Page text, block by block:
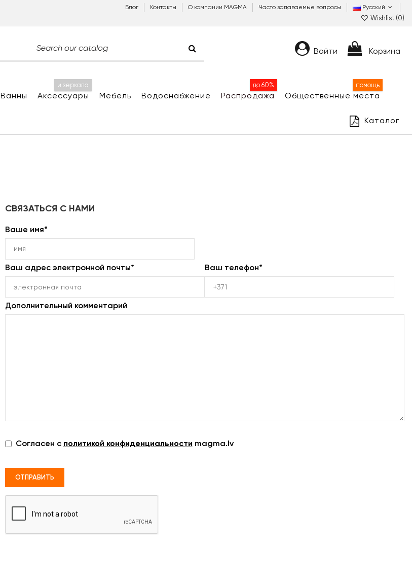
Блог Контакты О компании MAGMA Часто задаваемые вопросы Русский
Wishlist (0)
Войти Корзина
Ванны Аксессуары
и зеркала
Мебель Водоснабжение Распродажа
до 60%
Общественные места
помощь
Каталог
СВЯЗАТЬСЯ С НАМИ
Ваше имя*
Ваш адрес электронной почты* Ваш телефон*
Дополнительный комментарий
Согласен с политикой конфиденциальности magma.lv